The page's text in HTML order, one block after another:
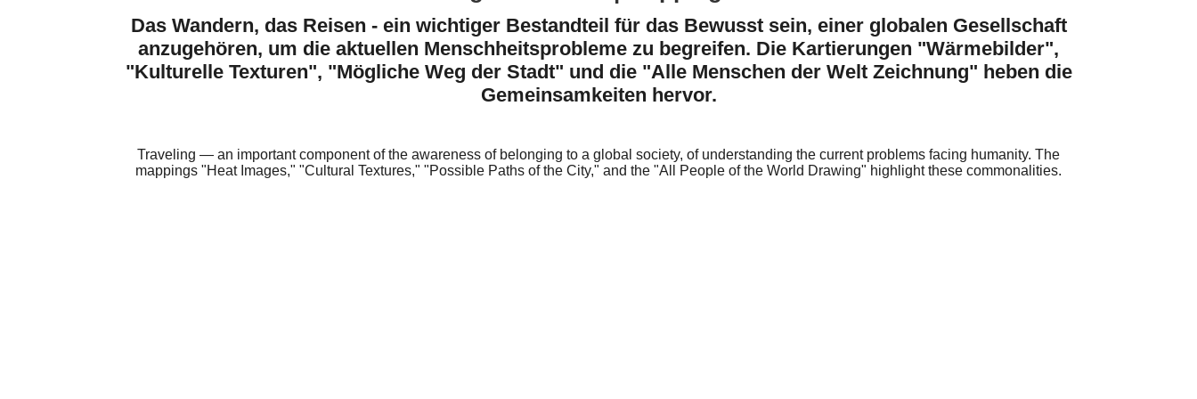
Das Wandern, das Reisen - ein wichtiger Bestandteil für das Bewusst sein, einer globalen Gesellschaft
anzugehören, um die aktuellen Menschheitsprobleme zu begreifen. Die Kartierungen "Wärmebilder",
"Kulturelle Texturen", "Mögliche Weg der Stadt" und die "Alle Menschen der Welt Zeichnung" heben die
Gemeinsamkeiten hervor.
Traveling — an important component of the awareness of belonging to a global society, of understanding the current problems facing humanity. The
mappings "Heat Images," "Cultural Textures," "Possible Paths of the City," and the "All People of the World Drawing" highlight these commonalities.